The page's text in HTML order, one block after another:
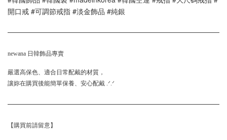
開口戒 #可調節戒指 #淡金飾品 #純銀
newana 日韓飾品專賣
嚴選高保色、適合日常配戴的材質，
讓妳在購買後能簡單保養、安心配戴 .ᐟ.ᐟ
【購買前請留意】